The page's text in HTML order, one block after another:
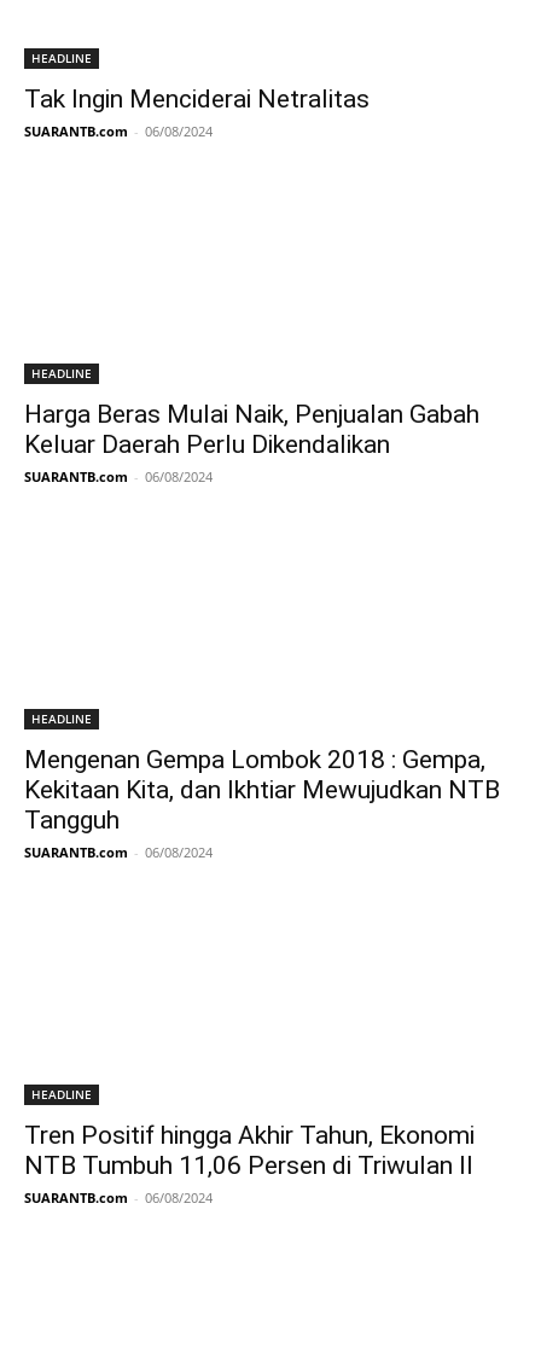
HEADLINE
Tak Ingin Menciderai Netralitas
SUARANTB.com - 06/08/2024
HEADLINE
Harga Beras Mulai Naik, Penjualan Gabah
Keluar Daerah Perlu Dikendalikan
SUARANTB.com - 06/08/2024
HEADLINE
Mengenan Gempa Lombok 2018 : Gempa,
Kekitaan Kita, dan Ikhtiar Mewujudkan NTB
Tangguh
SUARANTB.com - 06/08/2024
HEADLINE
Tren Positif hingga Akhir Tahun, Ekonomi
NTB Tumbuh 11,06 Persen di Triwulan II
SUARANTB.com - 06/08/2024